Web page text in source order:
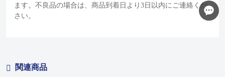
ます。不良品の場合は、商品到着日より3日以内にご連絡くだ
さい。
関連商品